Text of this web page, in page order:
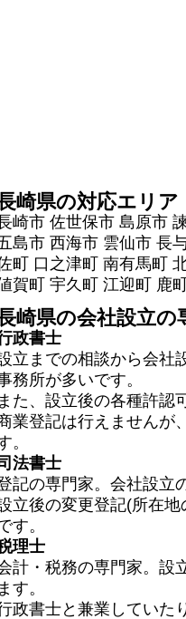
崎県の対応エリア
崎市 佐世保市 島原市
島市 西海市 雲仙市 長
町 口之津町 南有馬町
賀町 宇久町 江迎町 鹿
崎県の会社設立の
政書士
立までの相談から会社
務所が多いです。
また、設立後の各種許認
業登記は行えませんが
。
法書士
記の専門家。会社設立
立後の変更登記(所在
す。
理士
計・税務の専門家。設
ます。
政書士と兼業していた